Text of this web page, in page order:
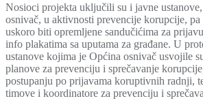
Nosioci projekta uključili su i javne
osnivač, u aktivnosti prevencije korupcije,
uskoro biti opremljene sandučićima za
info plakatima sa uputama za građane. U
ustanove kojima je Općina osnivač usvojile
planove za prevenciju i sprečavanje
postupanju po prijavama koruptivnih radnji,
timove i koordinatore za prevenciju i